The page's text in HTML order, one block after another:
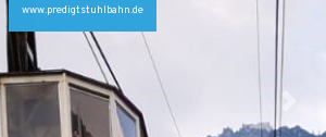
www.predigtstuhlbahn.de